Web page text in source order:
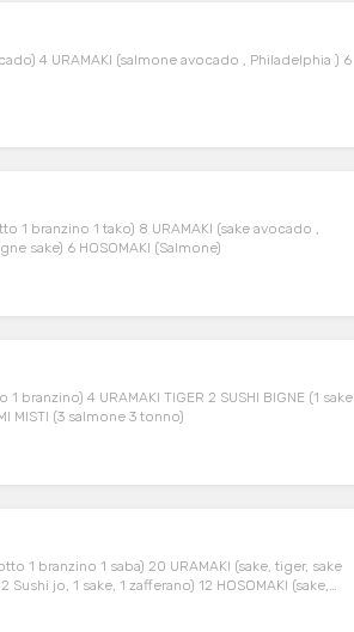
4 URAMAKI (salmone avocado , Philadelphia ) 6
1 branzino 1 tako) 8 URAMAKI (sake avocado ,
sake) 6 HOSOMAKI (Salmone)
branzino) 4 URAMAKI TIGER 2 SUSHI BIGNE (1 sake
MISTI (3 salmone 3 tonno)
1 branzino 1 saba) 20 URAMAKI (sake, tiger, sake
jo, 1 sake, 1 zafferano) 12 HOSOMAKI (sake,